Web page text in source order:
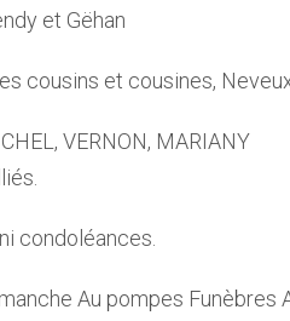
et Gëhan
cousins et cousines,
VERNON, MARIANY
condoléances.
Au pompes Funèbres